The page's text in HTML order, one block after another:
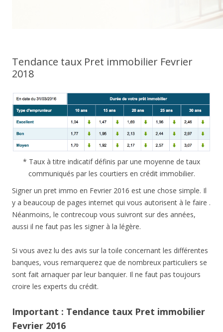
Tendance taux Pret immobilier Fevrier
2018
* Taux à titre indicatif définis par une moyenne de taux
communiqués par les courtiers en crédit immobilier.
Signer un pret immo en Fevrier 2016 est une chose simple. Il
y a beaucoup de pages internet qui vous autorisent à le faire .
Néanmoins, le contrecoup vous suivront sur des années,
aussi il ne faut pas les signer à la légère.
Si vous avez lu des avis sur la toile concernant les différentes
banques, vous remarquerez que de nombreux particuliers se
sont fait arnaquer par leur banquier. Il ne faut pas toujours
croire les experts du crédit.
Important : Tendance taux Pret immobilier
Fevrier 2016